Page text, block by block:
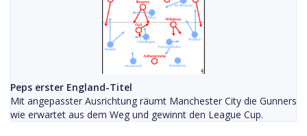
Peps erster England-Titel
Mit angepasster Ausrichtung räumt Manchester City die Gunners
wie erwartet aus dem Weg und gewinnt den League Cup.